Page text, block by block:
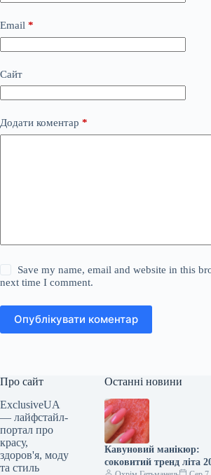
Email *
Сайт
Додати коментар *
Save my name, email and website in this
next time I comment.
Опублікувати коментар
Про сайт
ExclusiveUA
— лайфстайл-
портал про
красу,
здоров'я, моду
та стиль
Останні новини
Кавуновий манікюр:
соковитий тренд літа